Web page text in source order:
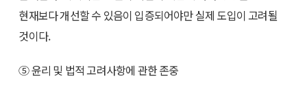
현재보다 개선할 수 있음이 입증되어야만 실제 도입이 고려될
것이다.
⑤ 윤리 및 법적 고려사항에 관한 존중